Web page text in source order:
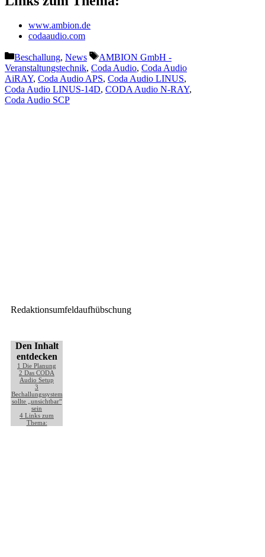
www.ambion.de
codaaudio.com
Kategorien
Beschallung, News Schlagwörter
AMBION GmbH -
Veranstaltungstechnik, Coda Audio, Coda Audio
AiRAY, Coda Audio APS, Coda Audio LINUS,
Coda Audio LINUS-14D, CODA Audio N-RAY,
Coda Audio SCP
Redaktionsumfeldaufhübschung
Den Inhalt
entdecken
1 Die Planung
2 Das CODA
Audio Setup
3
Bechallungssystem
sollte „unsichtbar“
sein
4 Links zum
Thema: